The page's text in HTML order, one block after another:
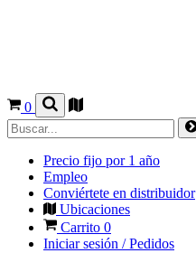
0
Precio fijo por 1 año
Empleo
Conviértete en distribuidor
Ubicaciones
Carrito 0
Iniciar sesión / Pedidos